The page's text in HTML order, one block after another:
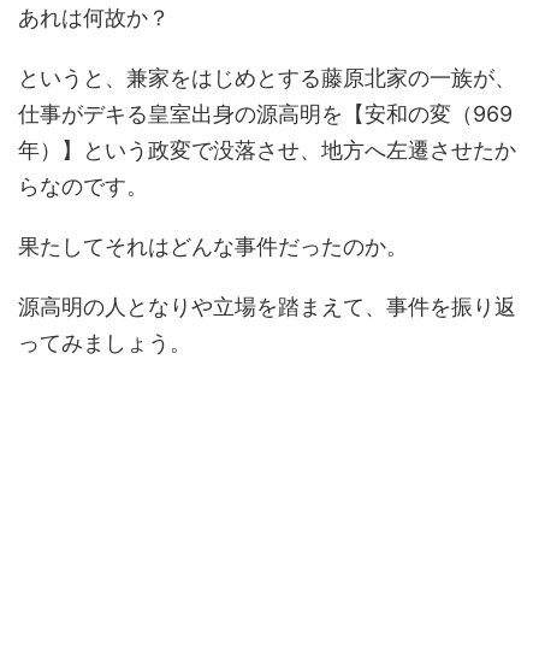
あれは何故か？
というと、兼家をはじめとする藤原北家の一族が、
仕事がデキる皇室出身の源高明を【安和の変（969
年）】という政変で没落させ、地方へ左遷させたか
らなのです。
果たしてそれはどんな事件だったのか。
源高明の人となりや立場を踏まえて、事件を振り返
ってみましょう。